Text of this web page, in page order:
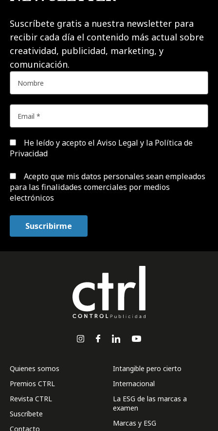
Suscríbete gratis a nuestra newsletter para
recibir cada día el contenido más actual sobre
creatividad, publicidad, marketing, y
comunicación.
He leído y acepto el Aviso Legal y la Política de
Privacidad
Acepto que mis datos personales sean empleados
para las finalidades comerciales por medios
electrónicos
Quienes somos
Premios CTRL
Revista CTRL
Suscríbete
Contacto
Intangible pero cierto
Internacional
La ESG de las marcas a
examen
Marcas y ESG